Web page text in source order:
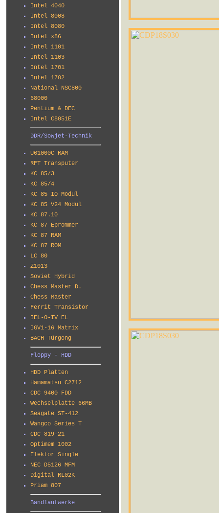
Intel 4040
Intel 8008
Intel 8080
Intel x86
Intel 1101
Intel 1103
Intel 1701
Intel 1702
National NSC800
68000
Pentium & DEC
Intel C8051E
DDR/Sowjet-Technik
U61000C RAM
RFT Transputer
KC 85/3
KC 85/4
KC 85 IO Modul
KC 85 V24 Modul
KC 87.10
KC 87 Eprommer
KC 87 RAM
KC 87 ROM
LC 80
Z1013
Soviet Hybrid
Chess Master D.
Chess Master
Ferrit Transistor
IEL-0-IV EL
IGV1-16 Matrix
BACH Türgong
Floppy - HDD
HDD Platten
Hamamatsu C2712
CDC 9400 FDD
Wechselplatte 66MB
Seagate ST-412
Wangco Series T
CDC 819-21
Optimem 1002
Elektor Single
NEC D5126 MFM
Digital RL02K
Priam 807
Bandlaufwerke